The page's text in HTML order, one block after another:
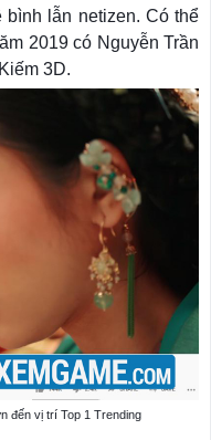
lẫn netizen. Có thể
2019 có Nguyễn Trần
3D.
đến vị trí Top 1 Trending